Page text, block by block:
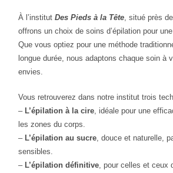
À l’institutDes Pieds à la Tête , situé près
offrons un choix de soins d’épilation pour
Que vous optiez pour une méthode
longue durée, nous adaptons chaque soin à
envies.
Vous retrouverez dans notre institut trois
– L’épilation à la cire , idéale pour une
les zones du corps.
– L’épilation au sucre , douce et naturelle,
sensibles.
– L’épilation définitive , pour celles et ceux